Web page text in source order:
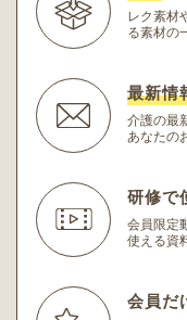
レク素材
る素材の
最新情
介護の最
あなたの
研修で
会員限定
使える資
会員だ